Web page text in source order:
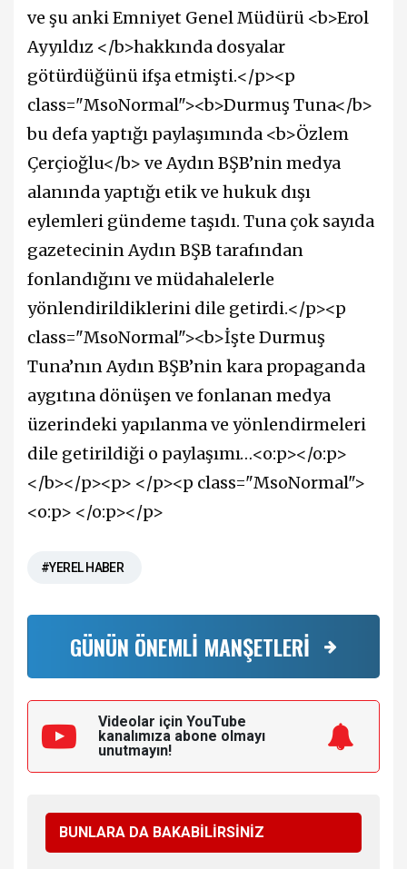
ve şu anki Emniyet Genel Müdürü <b>Erol
Ayyıldız </b>hakkında dosyalar
götürdüğünü ifşa etmişti.</p><p
class="MsoNormal"><b>Durmuş Tuna</b>
bu defa yaptığı paylaşımında <b>Özlem
Çerçioğlu</b> ve Aydın BŞB’nin medya
alanında yaptığı etik ve hukuk dışı
eylemleri gündeme taşıdı. Tuna çok sayıda
gazetecinin Aydın BŞB tarafından
fonlandığını ve müdahalelerle
yönlendirildiklerini dile getirdi.</p><p
class="MsoNormal"><b>İşte Durmuş
Tuna’nın Aydın BŞB’nin kara propaganda
aygıtına dönüşen ve fonlanan medya
üzerindeki yapılanma ve yönlendirmeleri
dile getirildiği o paylaşımı…<o:p></o:p>
</b></p><p> </p><p class="MsoNormal">
<o:p> </o:p></p>
#YEREL HABER
GÜNÜN ÖNEMLİ MANŞETLERİ
Videolar için YouTube
kanalımıza abone olmayı
unutmayın!
BUNLARA DA BAKABİLİRSİNİZ